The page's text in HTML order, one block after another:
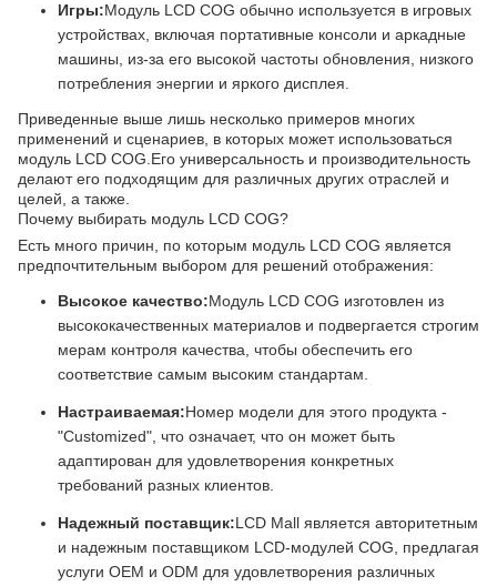
Игры:Модуль LCD COG обычно используется в игровых
устройствах, включая портативные консоли и аркадные
машины, из-за его высокой частоты обновления, низкого
потребления энергии и яркого дисплея.
Приведенные выше лишь несколько примеров многих
применений и сценариев, в которых может использоваться
модуль LCD COG.Его универсальность и производительность
делают его подходящим для различных других отраслей и
целей, а также.
Почему выбирать модуль LCD COG?
Есть много причин, по которым модуль LCD COG является
предпочтительным выбором для решений отображения:
Высокое качество:Модуль LCD COG изготовлен из
высококачественных материалов и подвергается строгим
мерам контроля качества, чтобы обеспечить его
соответствие самым высоким стандартам.
Настраиваемая:Номер модели для этого продукта -
"Customized", что означает, что он может быть
адаптирован для удовлетворения конкретных
требований разных клиентов.
Надежный поставщик:LCD Mall является авторитетным
и надежным поставщиком LCD-модулей COG, предлагая
услуги OEM и ODM для удовлетворения различных